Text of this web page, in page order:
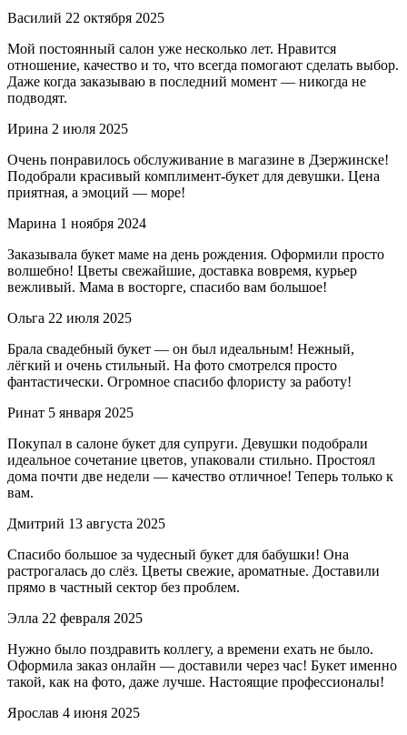
Василий 22 октября 2025
Мой постоянный салон уже несколько лет. Нравится
отношение, качество и то, что всегда помогают сделать выбор.
Даже когда заказываю в последний момент — никогда не
подводят.
Ирина 2 июля 2025
Очень понравилось обслуживание в магазине в Дзержинске!
Подобрали красивый комплимент-букет для девушки. Цена
приятная, а эмоций — море!
Марина 1 ноября 2024
Заказывала букет маме на день рождения. Оформили просто
волшебно! Цветы свежайшие, доставка вовремя, курьер
вежливый. Мама в восторге, спасибо вам большое!
Ольга 22 июля 2025
Брала свадебный букет — он был идеальным! Нежный,
лёгкий и очень стильный. На фото смотрелся просто
фантастически. Огромное спасибо флористу за работу!
Ринат 5 января 2025
Покупал в салоне букет для супруги. Девушки подобрали
идеальное сочетание цветов, упаковали стильно. Простоял
дома почти две недели — качество отличное! Теперь только к
вам.
Дмитрий 13 августа 2025
Спасибо большое за чудесный букет для бабушки! Она
растрогалась до слёз. Цветы свежие, ароматные. Доставили
прямо в частный сектор без проблем.
Элла 22 февраля 2025
Нужно было поздравить коллегу, а времени ехать не было.
Оформила заказ онлайн — доставили через час! Букет именно
такой, как на фото, даже лучше. Настоящие профессионалы!
Ярослав 4 июня 2025